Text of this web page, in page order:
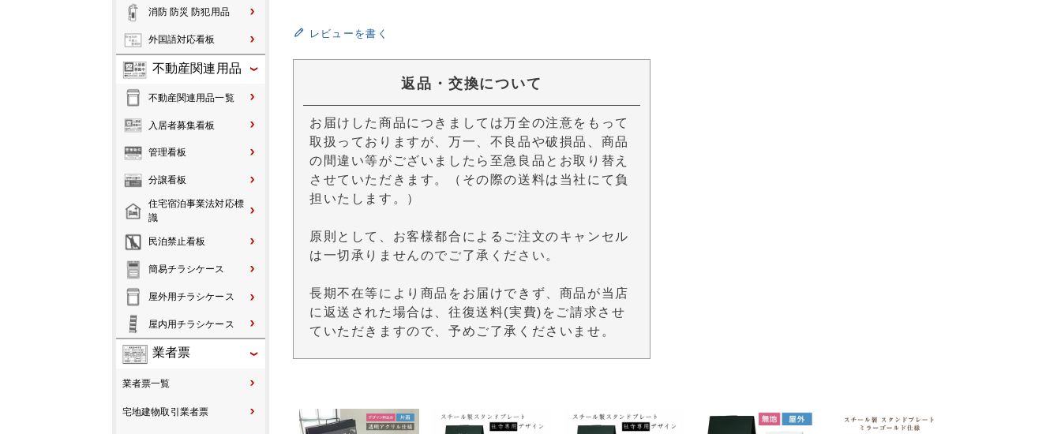
消防 防災 防犯用品
外国語対応看板
不動産関連用品
不動産関連用品一覧
入居者募集看板
管理看板
分譲看板
住宅宿泊事業法対応標
識
民泊禁止看板
簡易チラシケース
屋外用チラシケース
屋内用チラシケース
業者票
業者票一覧
宅地建物取引業者票
レビューを書く
返品・交換について
お届けした商品につきましては万全の注意をもって
取扱っておりますが、万一、不良品や破損品、商品
の間違い等がございましたら至急良品とお取り替え
させていただきます。（その際の送料は当社にて負
担いたします。）
原則として、お客様都合によるご注文のキャンセル
は一切承りませんのでご了承ください。
長期不在等により商品をお届けできず、商品が当店
に返送された場合は、往復送料(実費)をご請求させ
ていただきますので、予めご了承くださいませ。